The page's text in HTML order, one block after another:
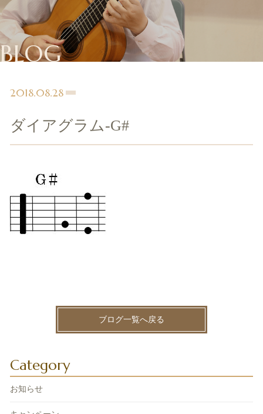
BLOG
2018.08.28
ダイアグラム-G#
ブログ一覧へ戻る
Category
お知らせ